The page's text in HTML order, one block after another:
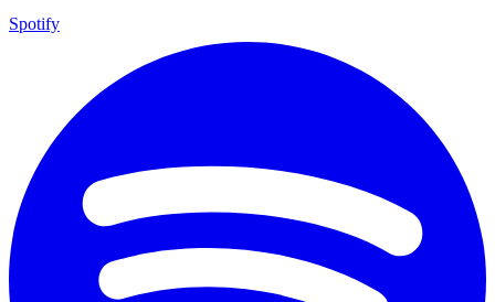
Spotify